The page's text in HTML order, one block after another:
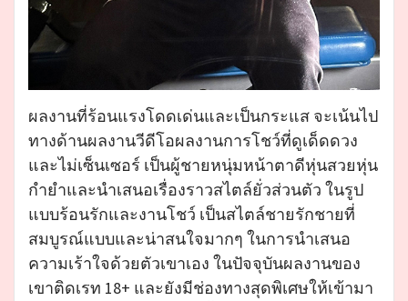
ผลงานที่ร้อนแรงโดดเด่นและเป็นกระแส จะเน้นไป
ทางด้านผลงานวีดีโอผลงานการโชว์ที่ดูเด็ดดวง
และไม่เซ็นเซอร์ เป็นผู้ชายหนุ่มหน้าตาดีหุ่นสวยหุ่น
กำยำและนำเสนอเรื่องราวสไตล์ยั่วส่วนตัว ในรูป
แบบร้อนรักและงานโชว์ เป็นสไตล์ชายรักชายที่
สมบูรณ์แบบและน่าสนใจมากๆ ในการนำเสนอ
ความเร้าใจด้วยตัวเขาเอง ในปัจจุบันผลงานของ
เขาติดเรท 18+ และยังมีช่องทางสุดพิเศษให้เข้ามา